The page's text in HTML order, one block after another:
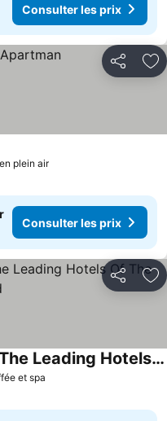
Consulter les prix
Partager
plein airConsulter les prix
les prix
Consulter les prix
Partager
et spa
Kozmo Hotel Budapest - The Leading Hotels Of The World